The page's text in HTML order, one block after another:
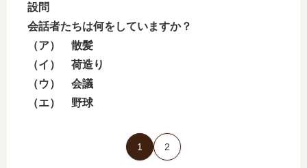
設問
会話者たちは何をしていますか？
（ア） 散髪
（イ） 荷造り
（ウ） 会議
（エ） 野球
1 2